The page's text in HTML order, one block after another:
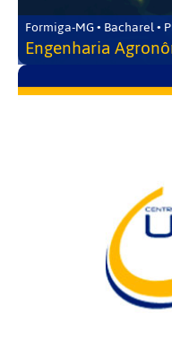
Formiga-MG • Bacharel •
Engenharia